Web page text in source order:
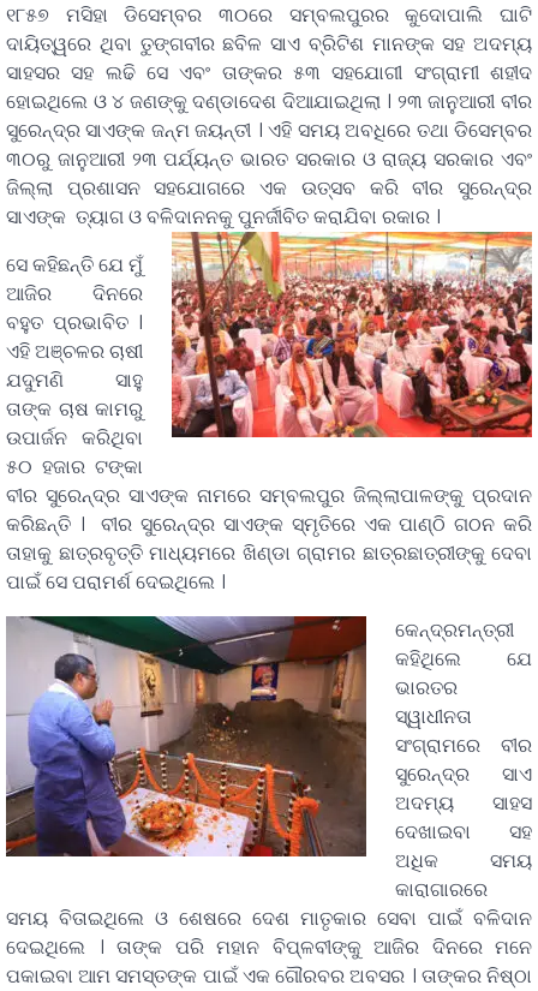
୧୮୫୭ ମସିହା ଡିସେମ୍ବର ୩୦ରେ ସମ୍ବଲପୁରର କୁଦୋପାଲି ଘାଟି
ଦାୟିତ୍ୱରେ ଥିବା ତୁଙ୍ଗବୀର ଛବିଳ ସାଏ ବ୍ରିଟିଶ ମାନଙ୍କ ସହ ଅଦମ୍ୟ
ସାହସର ସହ ଲଢି ସେ ଏବଂ ତାଙ୍କର ୫୩ ସହଯୋଗୀ ସଂଗ୍ରାମୀ ଶହୀଦ
ହୋଇଥିଲେ ଓ ୪ ଜଣଙ୍କୁ ଦଣ୍ଡାଦେଶ ଦିଆଯାଇଥିଲା । ୨୩ ଜାନୁଆରୀ ବୀର
ସୁରେନ୍ଦ୍ର ସାଏଙ୍କ ଜନ୍ମ ଜୟନ୍ତୀ । ଏହି ସମୟ ଅବଧିରେ ତଥା ଡିସେମ୍ବର
୩୦ରୁ ଜାନୁଆରୀ ୨୩ ପର୍ଯ୍ୟନ୍ତ ଭାରତ ସରକାର ଓ ରାଜ୍ୟ ସରକାର ଏବଂ
ଜିଲ୍ଲା ପ୍ରଶାସନ ସହଯୋଗରେ ଏକ ଉତ୍ସବ କରି ବୀର ସୁରେନ୍ଦ୍ର
ସାଏଙ୍କ ତ୍ୟାଗ ଓ ବଳିଦାନନକୁ ପୁନର୍ଜୀବିତ କରାଯିବା ରକାର ।
ସେ କହିଛନ୍ତି ଯେ ମୁଁ
ଆଜିର ଦିନରେ
ବହୁତ ପ୍ରଭାବିତ ।
ଏହି ଅଞ୍ଚଳର ଚାଷୀ
ଯଦୁମଣି ସାହୁ
ତାଙ୍କ ଚାଷ କାମରୁ
ଉପାର୍ଜନ କରିଥିବା
୫୦ ହଜାର ଟଙ୍କା
ବୀର ସୁରେନ୍ଦ୍ର ସାଏଙ୍କ ନାମରେ ସମ୍ବଲପୁର ଜିଲ୍ଲାପାଳଙ୍କୁ ପ୍ରଦାନ
କରିଛନ୍ତି । ବୀର ସୁରେନ୍ଦ୍ର ସାଏଙ୍କ ସ୍ମୃତିରେ ଏକ ପାଣ୍ଠି ଗଠନ କରି
ତାହାକୁ ଛାତ୍ରବୃତ୍ତି ମାଧ୍ୟମରେ ଖିଣ୍ଡା ଗ୍ରାମର ଛାତ୍ରଛାତ୍ରୀଙ୍କୁ ଦେବା
ପାଇଁ ସେ ପରାମର୍ଶ ଦେଇଥିଲେ ।
କେନ୍ଦ୍ରମନ୍ତ୍ରୀ
କହିଥିଲେ ଯେ
ଭାରତର
ସ୍ୱାଧୀନତା
ସଂଗ୍ରାମରେ ବୀର
ସୁରେନ୍ଦ୍ର ସାଏ
ଅଦମ୍ୟ ସାହସ
ଦେଖାଇବା ସହ
ଅଧିକ ସମୟ
କାରାଗାରରେ
ସମୟ ବିତାଇଥିଲେ ଓ ଶେଷରେ ଦେଶ ମାତୃକାର ସେବା ପାଇଁ ବଳିଦାନ
ଦେଇଥିଲେ । ତାଙ୍କ ପରି ମହାନ ବିପ୍ଳବୀଙ୍କୁ ଆଜିର ଦିନରେ ମନେ
ପକାଇବା ଆମ ସମସ୍ତଙ୍କ ପାଇଁ ଏକ ଗୌରବର ଅବସର । ତାଙ୍କର ନିଷ୍ଠା